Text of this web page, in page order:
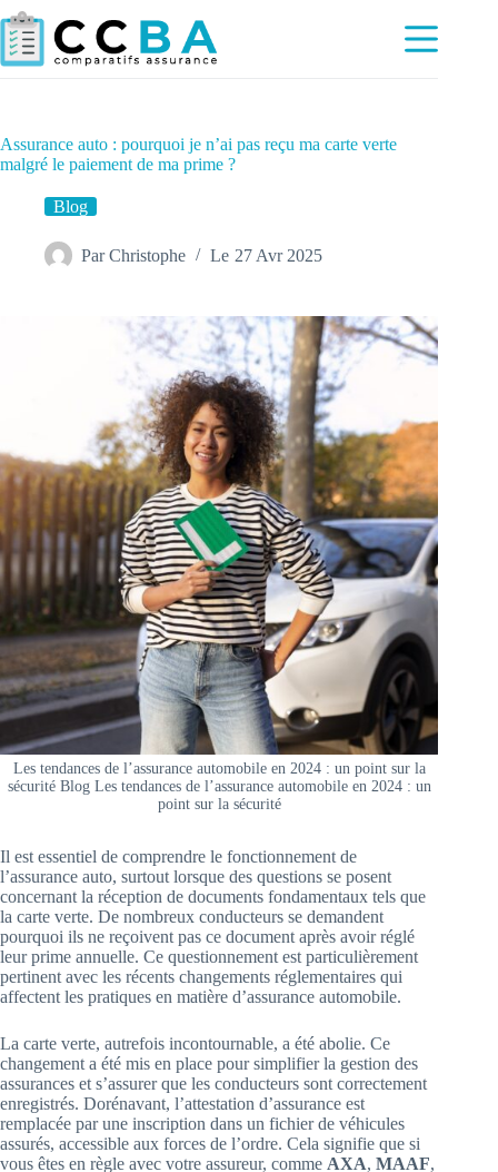
Passer
au
contenu
Assurance auto : pourquoi je n’ai pas reçu ma carte verte
malgré le paiement de ma prime ?
Blog
Par Christophe Le 27 Avr 2025
Les tendances de l’assurance automobile en 2024 : un point sur la
sécurité Blog Les tendances de l’assurance automobile en 2024 : un
point sur la sécurité
Il est essentiel de comprendre le fonctionnement de
l’assurance auto, surtout lorsque des questions se posent
concernant la réception de documents fondamentaux tels que
la carte verte. De nombreux conducteurs se demandent
pourquoi ils ne reçoivent pas ce document après avoir réglé
leur prime annuelle. Ce questionnement est particulièrement
pertinent avec les récents changements réglementaires qui
affectent les pratiques en matière d’assurance automobile.
La carte verte, autrefois incontournable, a été abolie. Ce
changement a été mis en place pour simplifier la gestion des
assurances et s’assurer que les conducteurs sont correctement
enregistrés. Dorénavant, l’attestation d’assurance est
remplacée par une inscription dans un fichier de véhicules
assurés, accessible aux forces de l’ordre. Cela signifie que si
vous êtes en règle avec votre assureur, comme AXA, MAAF,